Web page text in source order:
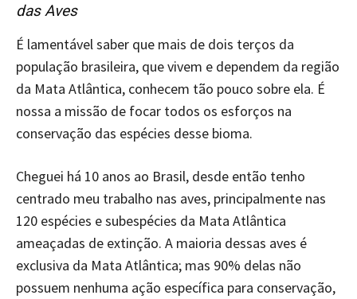
das Aves
É lamentável saber que mais de dois terços da
população brasileira, que vivem e dependem da região
da Mata Atlântica, conhecem tão pouco sobre ela. É
nossa a missão de focar todos os esforços na
conservação das espécies desse bioma.
Cheguei há 10 anos ao Brasil, desde então tenho
centrado meu trabalho nas aves, principalmente nas
120 espécies e subespécies da Mata Atlântica
ameaçadas de extinção. A maioria dessas aves é
exclusiva da Mata Atlântica; mas 90% delas não
possuem nenhuma ação específica para conservação,